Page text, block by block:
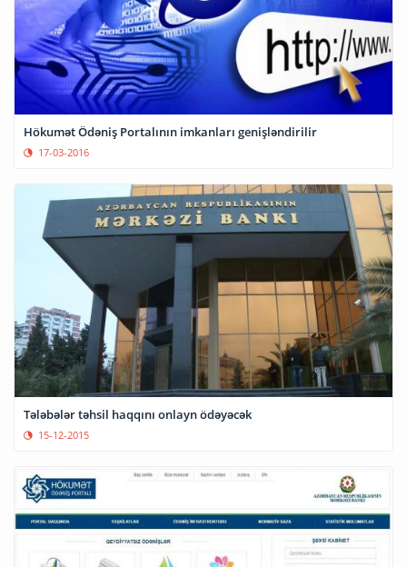
Hökumət Ödəniş Portalının imkanları genişləndirilir
17-03-2016
Tələbələr təhsil haqqını onlayn ödəyəcək
15-12-2015